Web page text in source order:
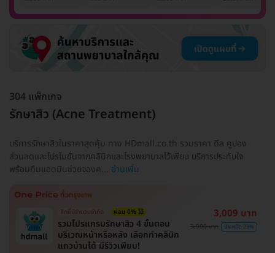
ครั้ง
304 แพ็กเกจ
รักษาสิว (Acne Treatment)
บริการรักษาสิวในราคาสุดคุ้ม ทาง HDmall.co.th รวมราคา ดีล คูปอง
ส่วนลดและโปรโมชั่นจากคลินิกและโรงพยาบาลไว้เพียบ บริการประทับใจ
พร้อมทีมแอดมินช่วยจองค... อ่านเพิ่ม
สิทธิ์มีจำนวนจำกัด ผ่อน 0% ได้
รวมโปรแกรมรักษาสิว 4 ขั้นตอน
บริเวณหน้าหรือหลัง เลือกทำคลินิก
แถวบ้านได้ มีรีวิวเพียบ!
3,009 บาท
3,900 บาท ประหยัด 23%